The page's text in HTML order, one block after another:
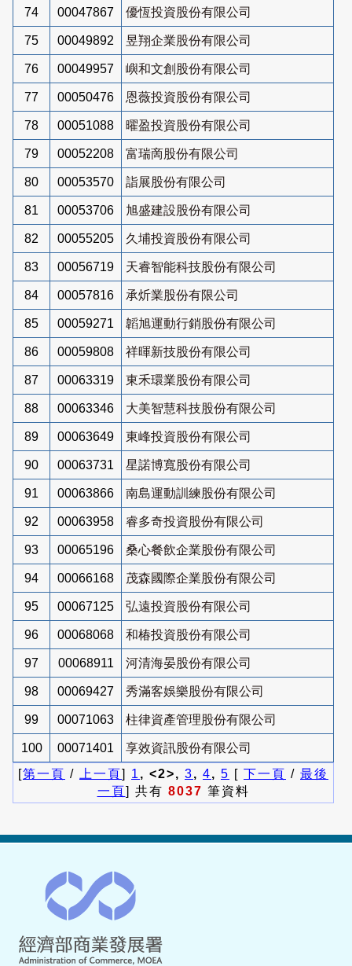
74 00047867 優恆投資股份有限公司
75 00049892 昱翔企業股份有限公司
76 00049957 嶼和文創股份有限公司
77 00050476 恩薇投資股份有限公司
78 00051088 曜盈投資股份有限公司
79 00052208 富瑞啇股份有限公司
80 00053570 詣展股份有限公司
81 00053706 旭盛建設股份有限公司
82 00055205 久埔投資股份有限公司
83 00056719 天睿智能科技股份有限公司
84 00057816 承炘業股份有限公司
85 00059271 韜旭運動行銷股份有限公司
86 00059808 祥暉新技股份有限公司
87 00063319 東禾環業股份有限公司
88 00063346 大美智慧科技股份有限公司
89 00063649 東峰投資股份有限公司
90 00063731 星諾博寬股份有限公司
91 00063866 南島運動訓練股份有限公司
92 00063958 睿多奇投資股份有限公司
93 00065196 桑心餐飲企業股份有限公司
94 00066168 茂森國際企業股份有限公司
95 00067125 弘遠投資股份有限公司
96 00068068 和椿投資股份有限公司
97 00068911 河清海晏股份有限公司
98 00069427 秀滿客娛樂股份有限公司
99 00071063 柱律資產管理股份有限公司
100 00071401
享效資訊股份有限公司
[第一頁 / 上一頁] 1 , <2>, 3, 4, 5 [ 下一頁 / 最後
一頁] 共有 8037 筆資料